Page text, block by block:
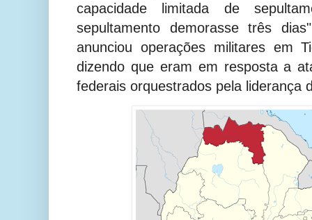
capacidade limitada de
sepultamento demorasse três
anunciou operações militares em
dizendo que eram em resposta a
federais orquestrados pela liderança